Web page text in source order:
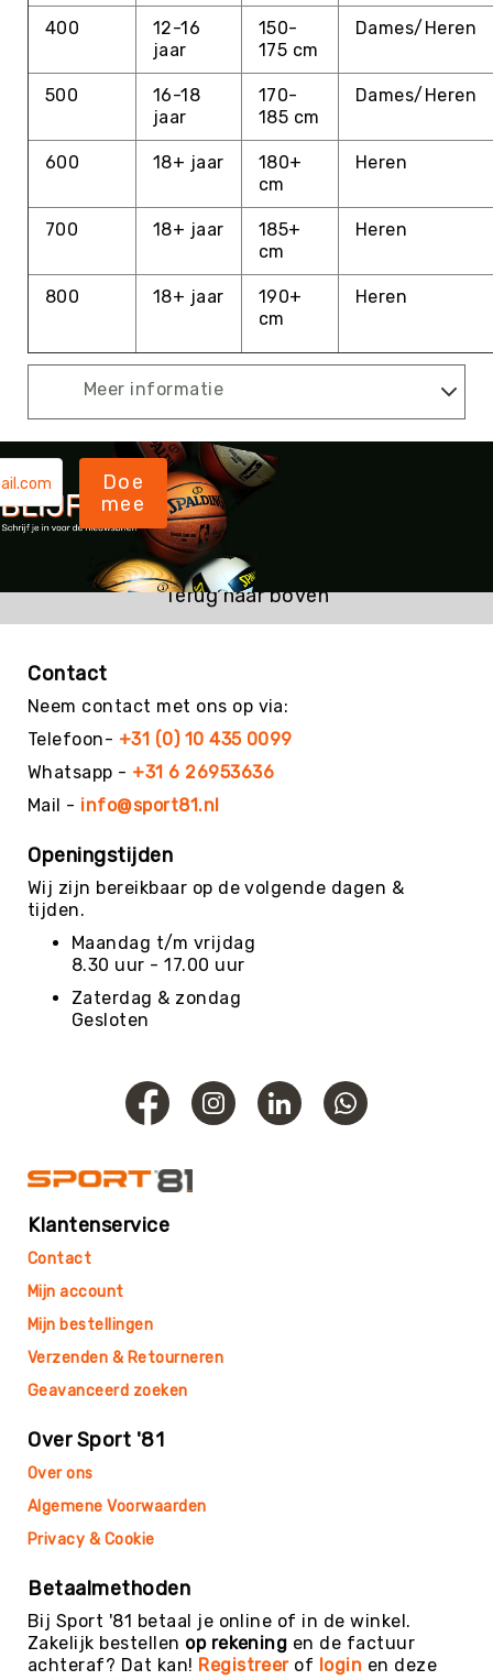
Teambuilding
Tennis
Trampolinespringen
Trefbal
Trendsporten
Turnen
Gymnastiek
&
Zelfverdediging
Volleybal
Waterpolo
Yoga
&
Meditatie
Yogamatten
Yoga
Bolsters
Yoga
Accessoires
Yoga
Pakketten
Yogamat
reiniging
Zaalvoetbal
Zeskamp
Zwemmen
Sportballen
American
Football
Floorball
Golfballen
Hockeyballen
Honkballen
Tennisballen
Voetballen
Volleyballen
ballen
Pleinballen
Speciale
ballen
400
12-16
jaar
150-
175 cm
Dames/Heren
500
16-18
jaar
170-
185 cm
Dames/Heren
600 18+ jaar
180+
cm
Heren
700 18+ jaar
185+
cm
Heren
800 18+ jaar
190+
cm
Heren
Meer informatie
Doe
mee
Terug naar boven
Contact
Neem contact met ons op via:
Telefoon- +31 (0) 10 435 0099
Whatsapp - +31 6 26953636
Mail - info@sport81.nl
Openingstijden
Wij zijn bereikbaar op de volgende dagen &
tijden.
Maandag t/m vrijdag
8.30 uur - 17.00 uur
Zaterdag & zondag
Gesloten
Klantenservice
Contact
Mijn account
Mijn bestellingen
Verzenden & Retourneren
Geavanceerd zoeken
Over Sport '81
Over ons
Algemene Voorwaarden
Privacy & Cookie
Betaalmethoden
Bij Sport '81 betaal je online of in de winkel.
Zakelijk bestellen op rekening en de factuur
achteraf? Dat kan! Registreerof login en deze